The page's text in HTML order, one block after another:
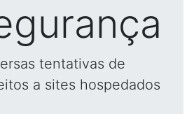
tentativas de
a sites hospedados